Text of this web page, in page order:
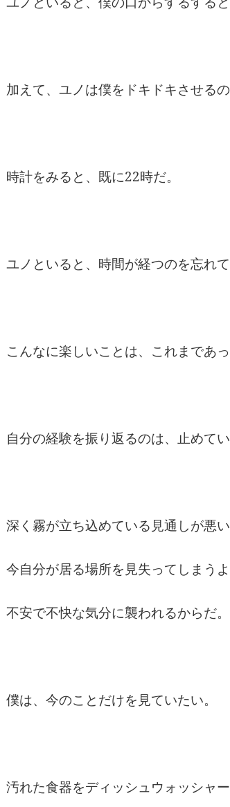
加えて、ユノは僕をドキドキさせるの
時計をみると、既に22時だ。
ユノといると、時間が経つのを忘れて
こんなに楽しいことは、これまであ
自分の経験を振り返るのは、止めてい
深く霧が立ち込めている見通しが悪
今自分が居る場所を見失ってしまうよ
不安で不快な気分に襲われるからだ。
僕は、今のことだけを見ていたい。
汚れた食器をディッシュウォッシャ